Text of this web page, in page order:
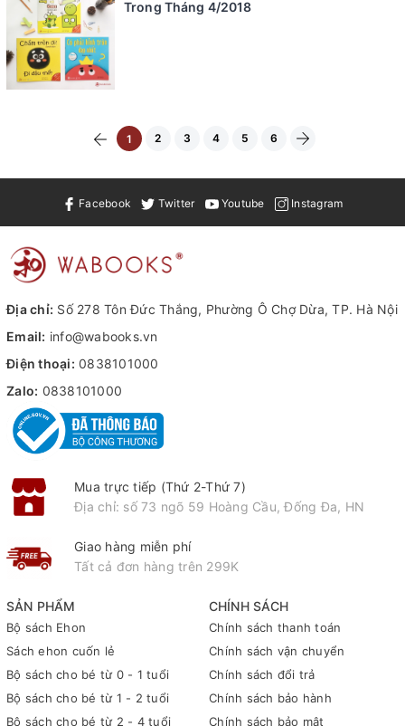
Trong Tháng 4/2018
1 2 3 4 5 6
Facebook Twitter Youtube Instagram
SẢN PHẨM
Bộ sách Ehon
Sách ehon cuốn lẻ
Bộ sách cho bé từ 0 - 1 tuổi
Bộ sách cho bé từ 1 - 2 tuổi
Bộ sách cho bé từ 2 - 4 tuổi
CHÍNH SÁCH
Chính sách thanh toán
Chính sách vận chuyển
Chính sách đổi trả
Chính sách bảo hành
Chính sách bảo mật
Địa chỉ: Số 278 Tôn Đức Thắng, Phường Ô Chợ Dừa, TP. Hà Nội
Email: info@wabooks.vn
Điện thoại: 0838101000
Zalo: 0838101000
Mua trực tiếp (Thứ 2-Thứ 7)
Địa chỉ: số 73 ngõ 59 Hoàng Cầu, Đống Đa, HN
Giao hàng miễn phí
Tất cả đơn hàng trên 299K